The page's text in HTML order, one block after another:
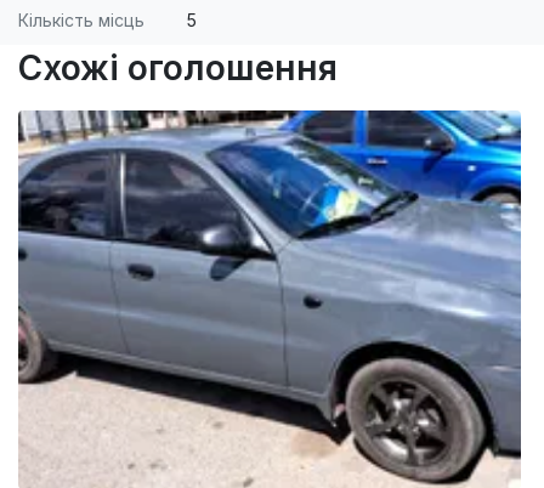
Кількість місць 5
Схожі оголошення